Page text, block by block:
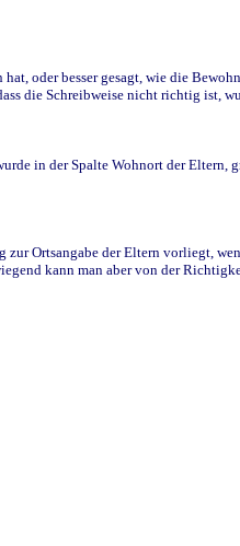
oder besser gesagt, wie die
die Schreibweise nicht richtig ist,
in der Spalte Wohnort der Eltern,
Ortsangabe der Eltern vorliegt,
kann man aber von der